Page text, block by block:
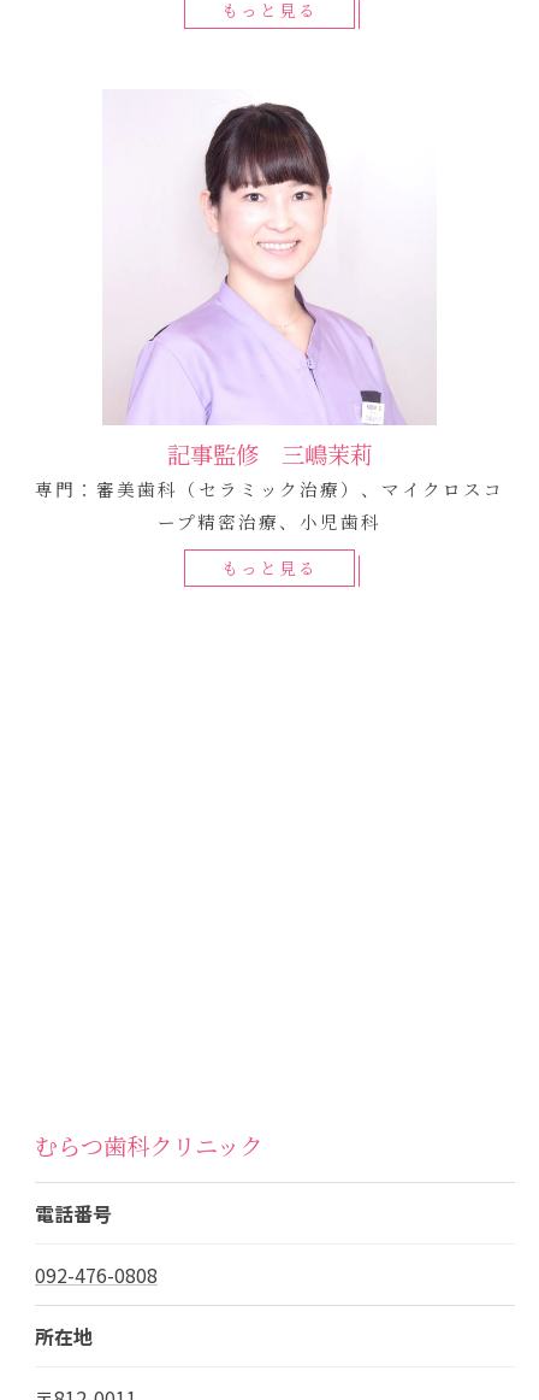
もっと見る
記事監修 三嶋茉莉
専門：審美歯科（セラミック治療）、マイクロスコ
ープ精密治療、小児歯科
もっと見る
むらつ歯科クリニック
電話番号
092-476-0808
所在地